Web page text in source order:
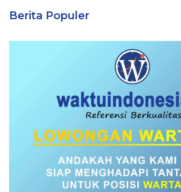
Berita Populer